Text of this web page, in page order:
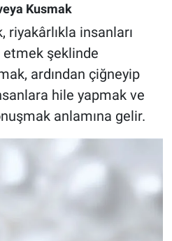
Kusmak
riyakârlıkla insanları
etmek şeklinde
ardından çiğneyip
hile yapmak ve
anlamına gelir.